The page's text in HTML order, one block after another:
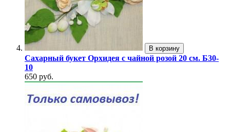
В корзину
Сахарный букет Орхидея с чайной розой 20 см. Б30-
10
650 руб.